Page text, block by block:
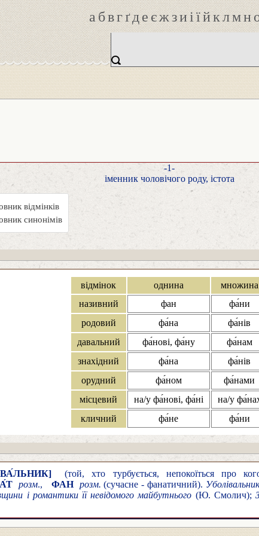
абвгґдеєжзиіїйклмн
-1-
іменник чоловічого роду, істота
відмінків
синонімів
відмінок однина
множина
називний
фан
фа́ни
родовий
фа́на
фа́нів
давальний
фа́нові, фа́ну
фа́нам
знахідний
фа́на
фа́нів
орудний
фа́ном
фа́нами
місцевий
на/у фа́нові, фа́ні
на/у
кличний
фа́не фа́ни
(той, хто турбується, непокоїться про
розм., ФАН розм.(сучасне - фанатичний).
і романтики її невідомого майбутнього (Ю. Смолич);